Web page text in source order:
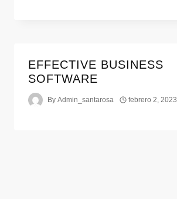
EFFECTIVE BUSINESS
SOFTWARE
By Admin_santarosa febrero 2, 2023